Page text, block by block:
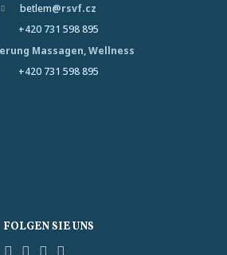
betlem@rsvf.cz
+420 731 598 895
Massagen, Wellness
+420 731 598 895
FOLGEN SIE UNS
FacebookYouTubePinterest